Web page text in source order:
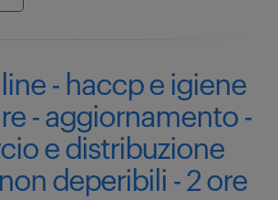
- haccp e igiene
- aggiornamento -
e distribuzione
deperibili - 2 ore